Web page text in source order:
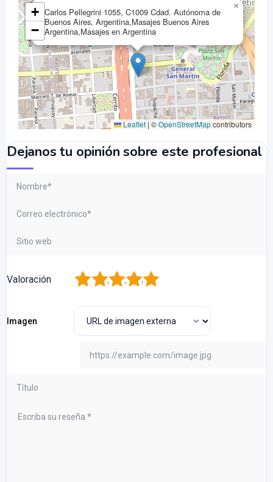
Carlos Pellegrini 1055, C1009 Cdad. Autónoma de
Buenos Aires, Argentina,Masajes Buenos Aires
Argentina,Masajes en Argentina
×
+
−
Leaflet |©OpenStreetMapcontributors
Dejanos tu opinión sobre este profesional
Valoración 5
4
3
2
Imagen